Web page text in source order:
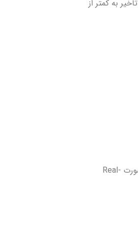
به کمتر از
، سلامت شبکه را به صورت Real-